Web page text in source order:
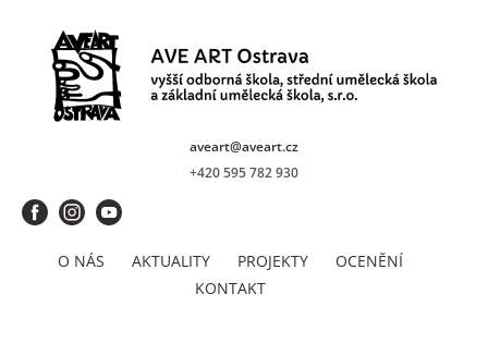
O NÁS AKTUALITY PROJEKTY
OCENĚNÍ
KONTAKT
aveart@aveart.cz
+420 595 782 930